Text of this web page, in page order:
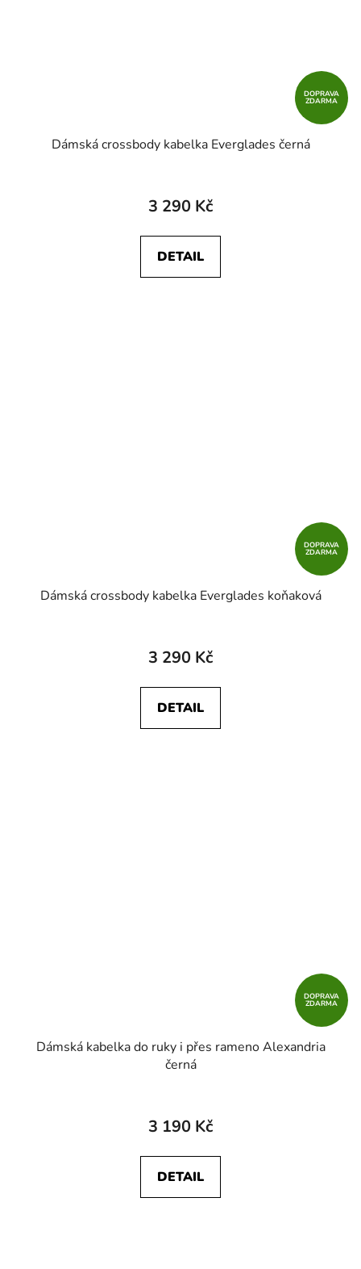
DOPRAVA
ZDARMA
Dámská crossbody kabelka Everglades černá
3 290 Kč
DETAIL
DOPRAVA
ZDARMA
Dámská crossbody kabelka Everglades koňaková
3 290 Kč
DETAIL
DOPRAVA
ZDARMA
Dámská kabelka do ruky i přes rameno Alexandria
černá
3 190 Kč
DETAIL